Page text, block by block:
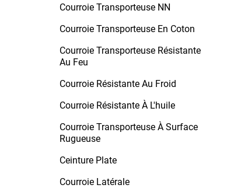
Courroie Transporteuse NN
Courroie Transporteuse En Coton
Courroie Transporteuse Résistante
Au Feu
Courroie Résistante Au Froid
Courroie Résistante À L'huile
Courroie Transporteuse À Surface
Rugueuse
Ceinture Plate
Courroie Latérale